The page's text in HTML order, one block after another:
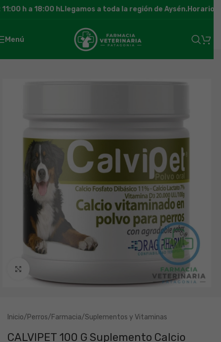
h a 18:00 h Llegamos a toda la región de Aysén.Horario
Menú
Inicio/Perros/Farmacia/Suplementos y Vitaminas
CALVIPET 100 G Suplemento Calcio